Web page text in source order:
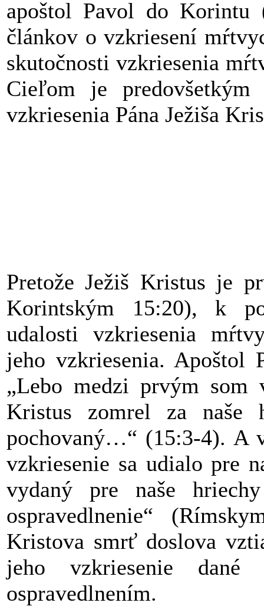
apoštol Pavol do Korintu
článkov o vzkriesení
skutočnosti vzkriesenia
Cieľom je
vzkriesenia Pána Ježiša
Pretože Ježiš Kristus je
Korintským 15:20), k
udalosti vzkriesenia
jeho vzkriesenia.
„Lebo medzi prvým
Kristus zomrel za
pochovaný…“ (15:3-4). A
vzkriesenie sa udialo pre
vydaný pre naše
ospravedlnenie“
Kristova smrť doslova
jeho vzkriesenie
ospravedlnením.